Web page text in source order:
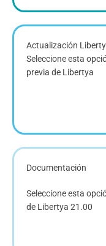
Actualización
Seleccione esta
previa de Libertya
Documentación
Seleccione esta
de Libertya 21.00